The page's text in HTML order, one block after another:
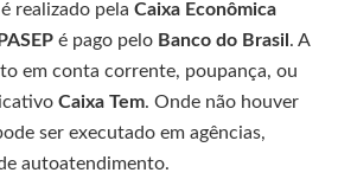
é realizado pela Caixa Econômica
PASEP é pago pelo Banco do Brasil . A
em conta corrente, poupança, ou
Caixa Tem. Onde não houver
ser executado em agências,
autoatendimento.